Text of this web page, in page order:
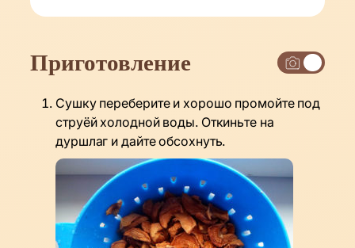
Приготовление
Сушку переберите и хорошо промойте под
струёй холодной воды. Откиньте на
дуршлаг и дайте обсохнуть.